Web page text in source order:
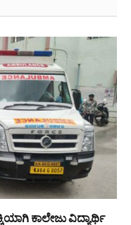
ಕಾಲೇಜು ವಿದ್ಯಾರ್ಥಿ